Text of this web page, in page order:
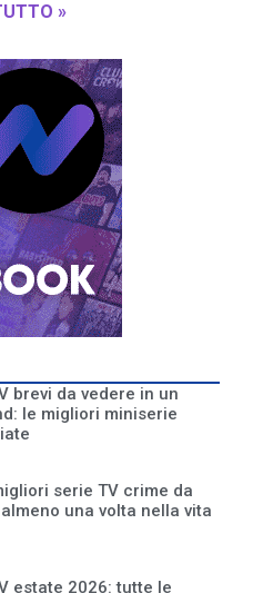
»
brevi da vedere in un
le migliori miniserie
serie TV crime da
una volta nella vita
estate 2026: tutte le